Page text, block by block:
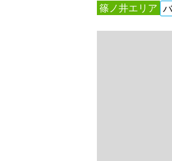
篠ノ井エリア